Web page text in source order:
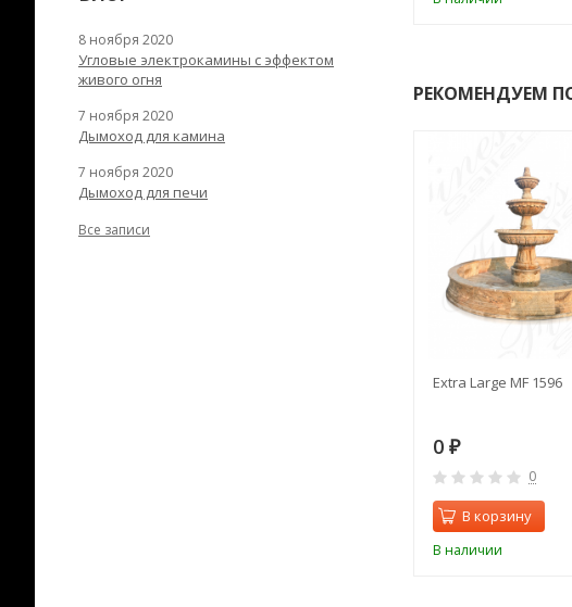
РЕКОМЕНДУЕМ
Extra Large MF 1596
0 ₽
0
В корзину
В наличии
8 ноября 2020
Угловые электрокамины с эффектом
живого огня
7 ноября 2020
Дымоход для камина
7 ноября 2020
Дымоход для печи
Все записи